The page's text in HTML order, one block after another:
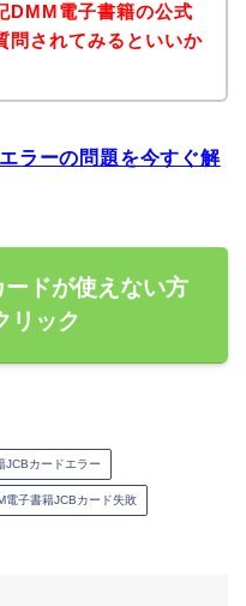
DMM電子書籍の公式
問されてみるといいか
ラーの問題を今すぐ解
ドが使えない方
リック
JCBカードエラー
電子書籍JCBカード失敗